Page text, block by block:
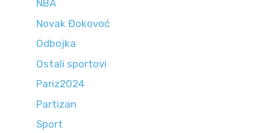
NBA
Novak Đokovoć
Odbojka
Ostali sportovi
Pariz2024
Partizan
Sport